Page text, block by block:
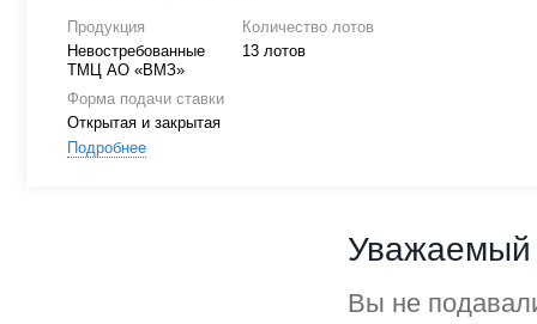
Продукция
Невостребованные
ТМЦ АО «ВМЗ»
Количество лотов
13 лотов
Форма подачи ставки
Открытая и закрытая
Подробнее
Уважаемый
Вы не